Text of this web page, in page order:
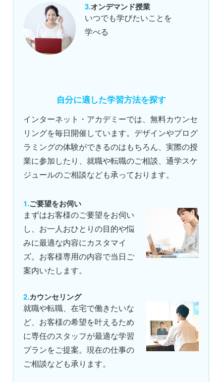
オンデマンド授業
いつでも学びたいことを
学べる
自分に適した学習方法を探す
インターネット・アカデミーでは、無料カウンセ
リングを毎日開催しています。デザインやプログ
ラミングの体験ができるのはもちろん、実際の授
業に参加したり、就職や転職のご相談、通学スケ
ジュールのご相談なども承っております。
ご要望をお伺い
まずはお客様のご要望をお伺い
し、お一人おひとりの目的や悩
みに最適な内容にカスタマイ
ズ。お客様専用の内容で当日ご
案内いたします。
カウンセリング
就職や転職、在宅で働きたいな
ど、お客様の希望を叶えるため
に専任のスタッフが最適な学習
プランをご提案。現在の仕事の
ご相談なども承ります。